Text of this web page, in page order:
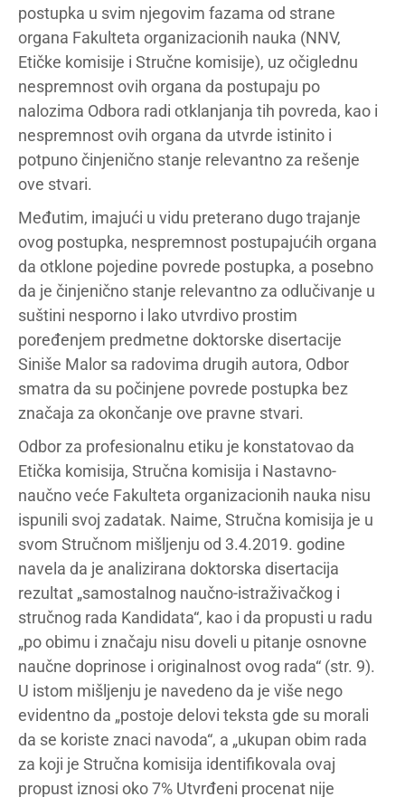
postupka u svim njegovim fazama od strane
organa Fakulteta organizacionih nauka (NNV,
Etičke komisije i Stručne komisije), uz očiglednu
nespremnost ovih organa da postupaju po
nalozima Odbora radi otklanjanja tih povreda, kao i
nespremnost ovih organa da utvrde istinito i
potpuno činjenično stanje relevantno za rešenje
ove stvari.
Međutim, imajući u vidu preterano dugo trajanje
ovog postupka, nespremnost postupajućih organa
da otklone pojedine povrede postupka, a posebno
da je činjenično stanje relevantno za odlučivanje u
suštini nesporno i lako utvrdivo prostim
poređenjem predmetne doktorske disertacije
Siniše Malor sa radovima drugih autora, Odbor
smatra da su počinjene povrede postupka bez
značaja za okončanje ove pravne stvari.
Odbor za profesionalnu etiku je konstatovao da
Etička komisija, Stručna komisija i Nastavno-
naučno veće Fakulteta organizacionih nauka nisu
ispunili svoj zadatak. Naime, Stručna komisija je u
svom Stručnom mišljenju od 3.4.2019. godine
navela da je analizirana doktorska disertacija
rezultat „samostalnog naučno-istraživačkog i
stručnog rada Kandidata“, kao i da propusti u radu
„po obimu i značaju nisu doveli u pitanje osnovne
naučne doprinose i originalnost ovog rada“ (str. 9).
U istom mišljenju je navedeno da je više nego
evidentno da „postoje delovi teksta gde su morali
da se koriste znaci navoda“, a „ukupan obim rada
za koji je Stručna komisija identifikovala ovaj
propust iznosi oko 7% Utvrđeni procenat nije